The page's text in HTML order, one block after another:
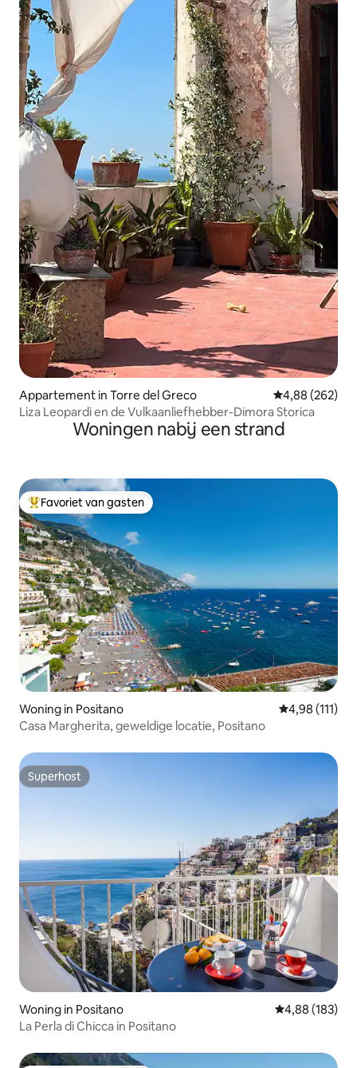
Appartement in Torre del Greco Gemiddelde
4,88 (262)
Liza Leopardi en de Vulkaanliefhebber-Dimora Storica
Woningen nabij een strand
Topfavoriet van gasten
Favoriet van gasten
Woning in Positano Gemiddelde
4,98 (111)
Casa Margherita, geweldige locatie, Positano
Superhost
Superhost
Woning in Positano Gemiddelde
4,88 (183)
La Perla di Chicca in Positano